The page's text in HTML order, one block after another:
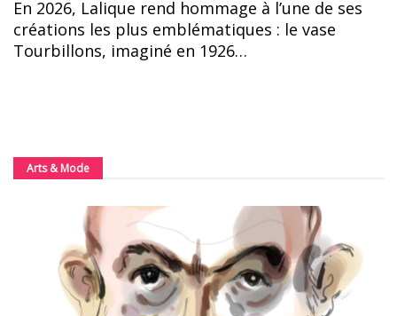
En 2026, Lalique rend hommage à l’une de ses
créations les plus emblématiques : le vase
Tourbillons, imaginé en 1926…
Arts & Mode